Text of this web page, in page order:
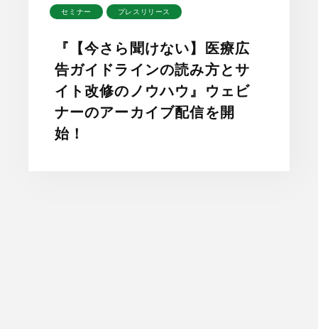
セミナー プレスリリース
『【今さら聞けない】医療広
告ガイドラインの読み方とサ
イト改修のノウハウ』ウェビ
ナーのアーカイブ配信を開
始！